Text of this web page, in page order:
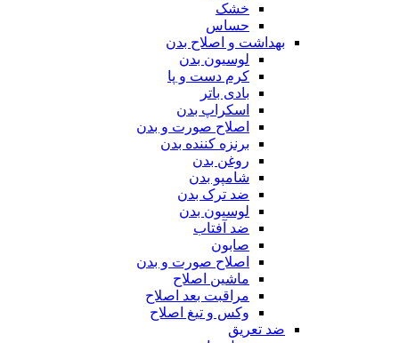
خشک
حساس
بهداشت و اصلاح بدن
لوسیون بدن
کرم دست و پا
بادی باتر
اسکراپ بدن
اصلاح صورت و بدن
برنزه کننده بدن
روغن بدن
شامپو بدن
ضد ترک بدن
لوسیون بدن
ضد آفتاب
صابون
اصلاح صورت و بدن
ماشین اصلاح
مراقبت بعد اصلاح
وکس و تیغ اصلاح
ضد تعریق